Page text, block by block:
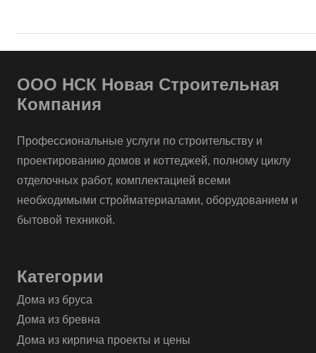
ООО НСК Новая Строительная
Компания
Профессиональные услуги по строительству и
проектированию домов и коттеджей, полному циклу
отделочных работ, комплектацией всеми
необходимыми стройматериалами, оборудованием и
бытовой техникой.
Категории
Дома из бруса
Дома из бревна
Дома из кирпича проекты и цены